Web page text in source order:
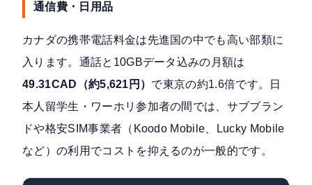
通信費・日用品
カナダの携帯電話料金は先進国の中でも高い部類に
入ります。通話と10GBデータ込みの月額は
49.31CAD（約5,621円） で東京の約1.6倍です。日
本人留学生・ワーホリ参加者の間では、サブブラン
ドや格安SIM事業者（Koodo Mobile、Lucky Mobile
など）の利用でコストを抑えるのが一般的です。